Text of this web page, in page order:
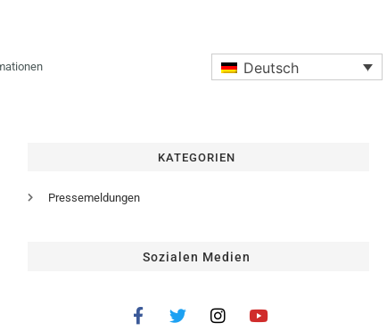
Deutsch
KATEGORIEN
Pressemeldungen
Sozialen Medien